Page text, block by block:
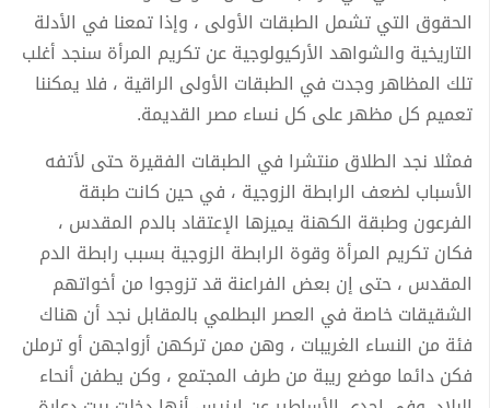
الحقوق التي تشمل الطبقات الأولى ، وإذا تمعنا في الأدلة
التاريخية والشواهد الأركيولوجية عن تكريم المرأة سنجد أغلب
تلك المظاهر وجدت في الطبقات الأولى الراقية ، فلا يمكننا
تعميم كل مظهر على كل نساء مصر القديمة.
فمثلا نجد الطلاق منتشرا في الطبقات الفقيرة حتى لأتفه
الأسباب لضعف الرابطة الزوجية ، في حين كانت طبقة
الفرعون وطبقة الكهنة يميزها الإعتقاد بالدم المقدس ،
فكان تكريم المرأة وقوة الرابطة الزوجية بسبب رابطة الدم
المقدس ، حتى إن بعض الفراعنة قد تزوجوا من أخواتهم
الشقيقات خاصة في العصر البطلمي بالمقابل نجد أن هناك
فئة من النساء الغريبات ، وهن ممن تركهن أزواجهن أو ترملن
فكن دائما موضع ريبة من طرف المجتمع ، وكن يطفن أنحاء